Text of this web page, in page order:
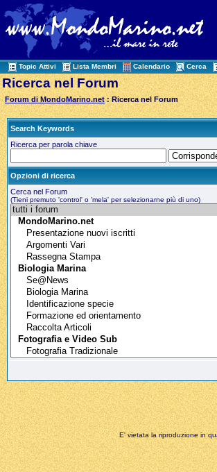
Topic Attivi Lista Membri Calendario Cerca
Ricerca nel Forum
Forum di MondoMarino.net : Ricerca nel Forum
Search Keywords
Ricerca per parola chiave
Opzioni di ricerca
Cerca nel Forum
(Tieni premuto 'control' o 'mela' per selezionarne più di uno)
E' vietata la riproduzione in